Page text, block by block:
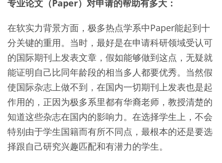
专业论文（Paper）对申请的帮助有多大：
在软实力背景方面，极多热点学系中Paper能起到十
分关键的重用。当时，最好是在申请科研领域受认可
的国际期刊上发表文章，假如能够做到这点，无疑就
能证明自己比同年龄段的相当多人都要优秀。当然假
使国际杂志上做不到，在国内一切期刊上发表也是起
作用的，正因为极多系里都有华裔老师，教授清楚的
知道这些杂志在国内的影响力。在选择学生上，不会
特别由于学生国籍而有所不同点，最根本的还是要选
择跟自己研究兴趣匹配和有潜力的学生。